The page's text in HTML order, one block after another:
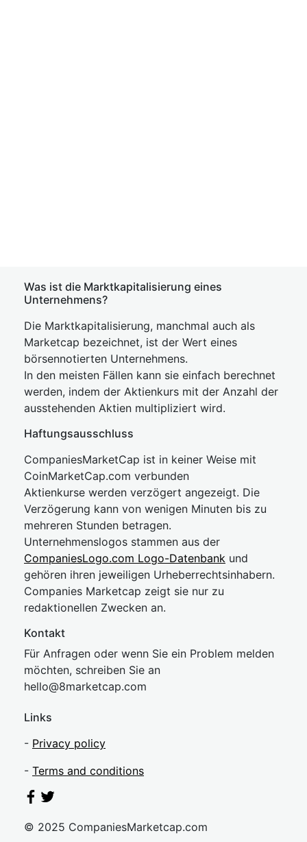
Was ist die Marktkapitalisierung eines
Unternehmens?
Die Marktkapitalisierung, manchmal auch als
Marketcap bezeichnet, ist der Wert eines
börsennotierten Unternehmens.
In den meisten Fällen kann sie einfach berechnet
werden, indem der Aktienkurs mit der Anzahl der
ausstehenden Aktien multipliziert wird.
Haftungsausschluss
CompaniesMarketCap ist in keiner Weise mit
CoinMarketCap.com verbunden
Aktienkurse werden verzögert angezeigt. Die
Verzögerung kann von wenigen Minuten bis zu
mehreren Stunden betragen.
Unternehmenslogos stammen aus der
CompaniesLogo.com Logo-Datenbank und
gehören ihren jeweiligen Urheberrechtsinhabern.
Companies Marketcap zeigt sie nur zu
redaktionellen Zwecken an.
Kontakt
Für Anfragen oder wenn Sie ein Problem melden
möchten, schreiben Sie an
hello@8marketcap.com
Links
- Privacy policy
- Terms and conditions
© 2025 CompaniesMarketcap.com